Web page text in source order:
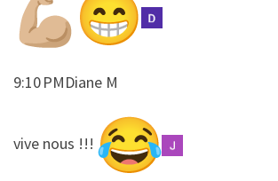
9:10 PMDiane M
​​vive nous !!!